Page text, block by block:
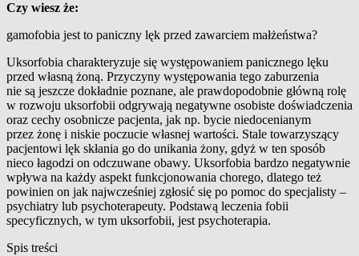
Czy wiesz że:
gamofobia jest to paniczny lęk przed zawarciem małżeństwa?
Uksorfobia charakteryzuje się występowaniem panicznego lęku
przed własną żoną. Przyczyny występowania tego zaburzenia
nie są jeszcze dokładnie poznane, ale prawdopodobnie główną rolę
w rozwoju uksorfobii odgrywają negatywne osobiste doświadczenia
oraz cechy osobnicze pacjenta, jak np. bycie niedocenianym
przez żonę i niskie poczucie własnej wartości. Stale towarzyszący
pacjentowi lęk skłania go do unikania żony, gdyż w ten sposób
nieco łagodzi on odczuwane obawy. Uksorfobia bardzo negatywnie
wpływa na każdy aspekt funkcjonowania chorego, dlatego też
powinien on jak najwcześniej zgłosić się po pomoc do specjalisty –
psychiatry lub psychoterapeuty. Podstawą leczenia fobii
specyficznych, w tym uksorfobii, jest psychoterapia.
Spis treści